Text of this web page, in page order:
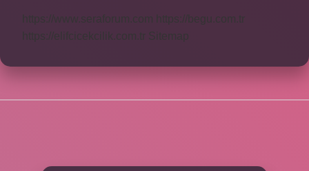
https://www.seraforum.com
https://begu.com.tr
https://elifcicekcilik.com.tr
Sitemap